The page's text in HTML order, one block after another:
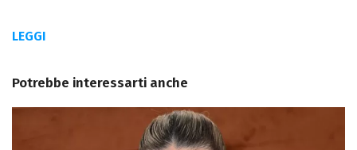
LEGGI
Potrebbe interessarti anche